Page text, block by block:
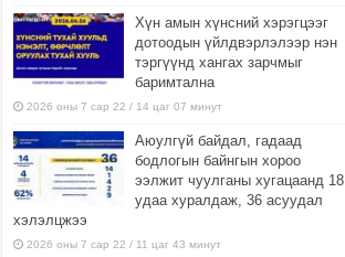
Хүн амын хүнсний хэрэгцээг
дотоодын үйлдвэрлэлээр нэн
тэргүүнд хангах зарчмыг
баримтална
2026 оны 7 сар 22 / 14 цаг 07 минут
Аюулгүй байдал, гадаад
бодлогын байнгын хороо
ээлжит чуулганы хугацаанд 18
удаа хуралдаж, 36 асуудал
хэлэлцжээ
2026 оны 7 сар 22 / 11 цаг 43 минут